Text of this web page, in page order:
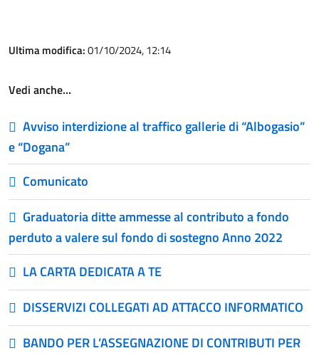
Ultima modifica:01/10/2024, 12:14
Vedi anche…
Avviso interdizione al traffico gallerie di “Albogasio”
e “Dogana”
Comunicato
Graduatoria ditte ammesse al contributo a fondo
perduto a valere sul fondo di sostegno Anno 2022
LA CARTA DEDICATA A TE
DISSERVIZI COLLEGATI AD ATTACCO INFORMATICO
BANDO PER L’ASSEGNAZIONE DI CONTRIBUTI PER